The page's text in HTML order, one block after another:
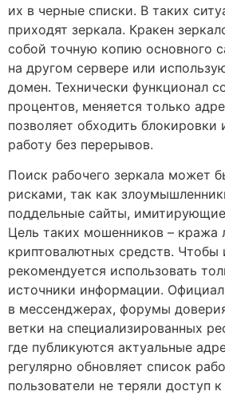
их в черные списки. В таких
приходят зеркала. Кракен
собой точную копию основного
на другом сервере или
домен. Технически функционал
процентов, меняется только
позволяет обходить блокировки
работу без перерывов.
Поиск рабочего зеркала может
рисками, так как
поддельные сайты,
Цель таких мошенников – кража
криптовалютных средств. Чтобы
рекомендуется использовать
источники информации.
в мессенджерах, форумы
ветки на специализированных
где публикуются актуальные
регулярно обновляет список
пользователи не теряли доступ